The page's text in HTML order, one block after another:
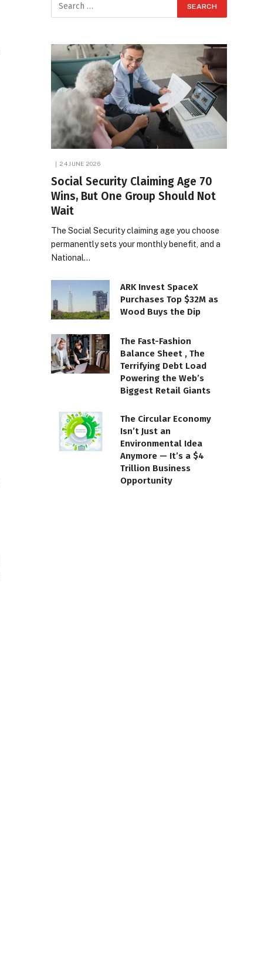
24 JUNE 2026
Social Security Claiming Age 70
Wins, But One Group Should Not
Wait
The Social Security claiming age you choose
permanently sets your monthly benefit, and a
National…
ARK Invest SpaceX
Purchases Top $32M as
Wood Buys the Dip
The Fast-Fashion
Balance Sheet , The
Terrifying Debt Load
Powering the Web’s
Biggest Retail Giants
The Circular Economy
Isn’t Just an
Environmental Idea
Anymore — It’s a $4
Trillion Business
Opportunity